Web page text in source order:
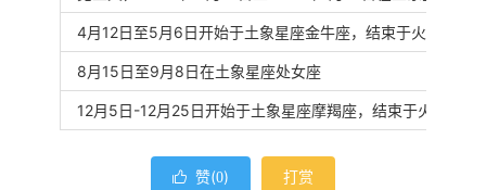
4月12日至5月6日开始于土象星座金牛座，结束于火象星座
8月15日至9月8日在土象星座处女座
12月5日-12月25日开始于土象星座摩羯座，结束于火象星座
 赞(0) 打赏